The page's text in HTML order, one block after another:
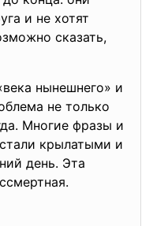
и не хотят
сказать,
нынешнего» и
не только
Многие фразы и
крылатыми и
день. Эта